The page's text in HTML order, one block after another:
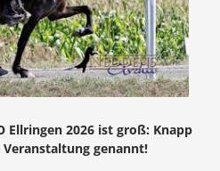
Ellringen 2026 ist groß: Knapp
genannt!